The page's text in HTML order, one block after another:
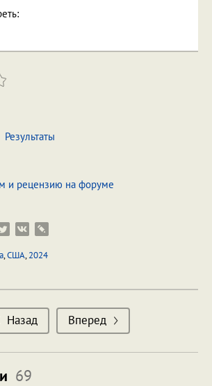
Результаты
и рецензию на форуме
,США,2024
Назад Вперед
69